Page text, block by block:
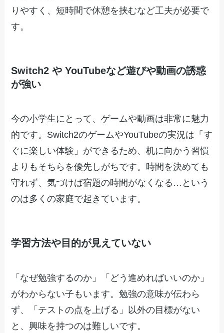
りやすく、短時間で休憩を挟むなど工夫が必要で
す。
Switch2 や YouTubeなど遊びや動画の誘惑
が強い
今の小学生にとって、ゲームや動画は非常に魅力
的です。Switch2のゲームやYouTubeの実況は「す
ぐに楽しい体験」ができるため、机に向かう習慣
よりもそちらを優先しがちです。時間を決めても
守れず、気づけば宿題の時間がなくなる…という
のは多くの家庭で起きています。
学習方法や目的が見えていない
「なぜ勉強するのか」「どう進めればいいのか」
がわからない子もいます。勉強の意味が伝わら
ず、「テストの点を上げる」以外の目標がない
と、興味を持つのは難しいです。